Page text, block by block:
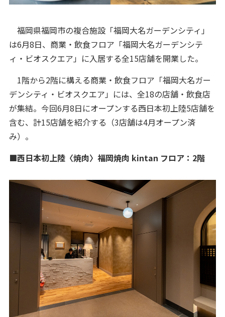
福岡県福岡市の複合施設「福岡大名ガーデンシティ」
は6月8日、商業・飲食フロア「福岡大名ガーデンシテ
ィ・ビオスクエア」に入居する全15店舗を開業した。
1階から2階に構える商業・飲食フロア「福岡大名ガー
デンシティ・ビオスクエア」には、全18の店舗・飲食店
が集結。今回6月8日にオープンする西日本初上陸5店舗を
含む、計15店舗を紹介する（3店舗は4月オープン済
み）。
■西日本初上陸〈焼肉〉福岡焼肉 kintan フロア：2階